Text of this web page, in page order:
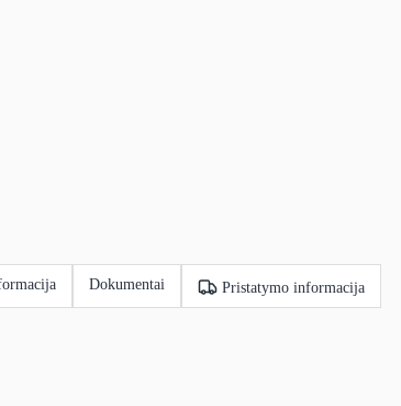
Dokumentai Pristatymo informacija